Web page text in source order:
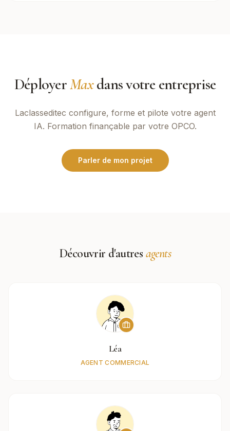
DéployerMaxdans votre entreprise
Laclasseditec configure, forme et pilote votre agent
IA. Formation finançable par votre OPCO.
Parler de mon projet
Découvrir d'autres agents
Léa
AGENT COMMERCIAL